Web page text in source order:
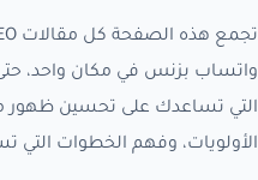
واتساب بزنس في مكان واحد،
الأولويات، وفهم الخطوات التي